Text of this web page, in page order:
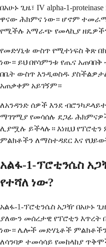
በአሁኑ ጊዜ፣ IV alpha-1-
ዋናው ሕክምና ነው። ሆኖም
የሚችሉ አማራጭ የመላኪያ
የመድሃኒቱ ውስጥ የሚተነፍስ ቅጽ
ነው። ይህ በየሳምንቱ የጤና
በቤት ውስጥ እንዲወስዱ
አጠቃቀም አይገኝም።
ለአንዳንድ ሰዎች እንደ
ማገገሚያ የመሳሰሉ ደጋፊ
ሊያሟሉ ይችላሉ። እነዚህ የፕሮቲን
ምልክቶችን ለማስተዳደር እና
አልፋ-1-ፕሮቲንሴስ
የተሻለ ነው?
አልፋ-1-ፕሮቲንሴስ አጋዥ በአሁኑ
ያለውን መሰረታዊ የፕሮቲን
ነው። ሌሎች መድሃኒቶች ምልክቶችን
ለሳንባዎ ተመሳሳይ የመከላከያ